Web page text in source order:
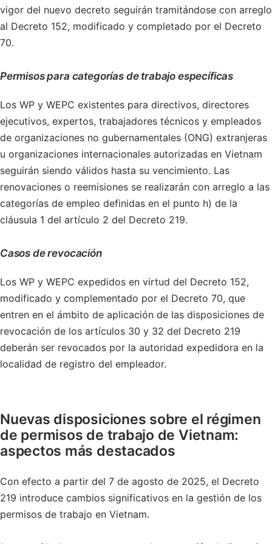
vigor del nuevo decreto seguirán tramitándose con arreglo
al Decreto 152, modificado y completado por el Decreto
70.
Permisos para categorías de trabajo específicas
Los WP y WEPC existentes para directivos, directores
ejecutivos, expertos, trabajadores técnicos y empleados
de organizaciones no gubernamentales (ONG) extranjeras
u organizaciones internacionales autorizadas en Vietnam
seguirán siendo válidos hasta su vencimiento. Las
renovaciones o reemisiones se realizarán con arreglo a las
categorías de empleo definidas en el punto h) de la
cláusula 1 del artículo 2 del Decreto 219.
Casos de revocación
Los WP y WEPC expedidos en virtud del Decreto 152,
modificado y complementado por el Decreto 70, que
entren en el ámbito de aplicación de las disposiciones de
revocación de los artículos 30 y 32 del Decreto 219
deberán ser revocados por la autoridad expedidora en la
localidad de registro del empleador.
Nuevas disposiciones sobre el régimen
de permisos de trabajo de Vietnam:
aspectos más destacados
Con efecto a partir del 7 de agosto de 2025, el Decreto
219 introduce cambios significativos en la gestión de los
permisos de trabajo en Vietnam.